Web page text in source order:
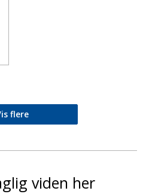
flere
viden her